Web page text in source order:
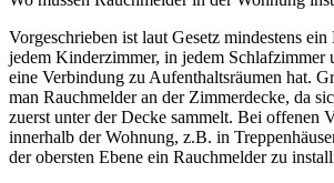
Vorgeschrieben ist laut Gesetz mindestens
jedem Kinderzimmer, in jedem Schlafzimmer
eine Verbindung zu Aufenthaltsräumen hat.
man Rauchmelder an der Zimmerdecke, da
zuerst unter der Decke sammelt. Bei offenen
innerhalb der Wohnung, z.B. in
der obersten Ebene ein Rauchmelder zu